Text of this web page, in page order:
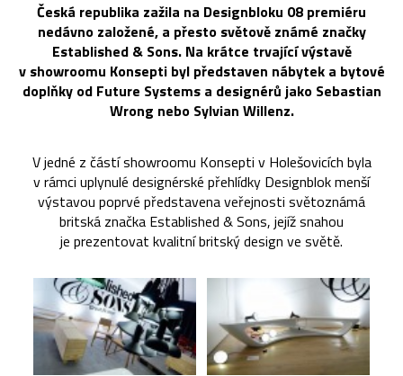
Česká republika zažila na Designbloku 08 premiéru
nedávno založené, a přesto světově známé značky
Established & Sons. Na krátce trvající výstavě
v showroomu Konsepti byl představen nábytek a bytové
doplňky od Future Systems a designérů jako Sebastian
Wrong nebo Sylvian Willenz.
V jedné z částí showroomu Konsepti v Holešovicích byla
v rámci uplynulé designérské přehlídky Designblok menší
výstavou poprvé představena veřejnosti světoznámá
britská značka Established & Sons, jejíž snahou
je prezentovat kvalitní britský design ve světě.